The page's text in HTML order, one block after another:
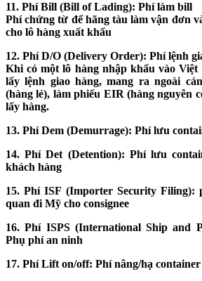
11. Phí Bill (Bill of Lading): Phí làm bill
Phí chứng từ để hãng tàu làm vận đơn
cho lô hàng xuất khẩu
12. Phí D/O (Delivery Order): Phí lệnh
Khi có một lô hàng nhập khẩu vào Việt
lấy lệnh giao hàng, mang ra ngoài
(hàng lẻ), làm phiếu EIR (hàng nguyên
lấy hàng.
13. Phí Dem (Demurrage): Phí lưu
14. Phí Det (Detention): Phí lưu
khách hàng
15. Phí ISF (Importer Security
quan đi Mỹ cho consignee
16. Phí ISPS (International Ship and
Phụ phí an ninh
17. Phí Lift on/off: Phí nâng/hạ container